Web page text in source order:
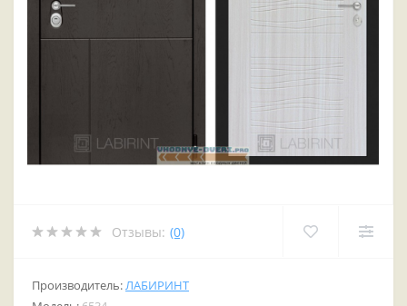
Отзывы: (0)
Производитель:ЛАБИРИНТ